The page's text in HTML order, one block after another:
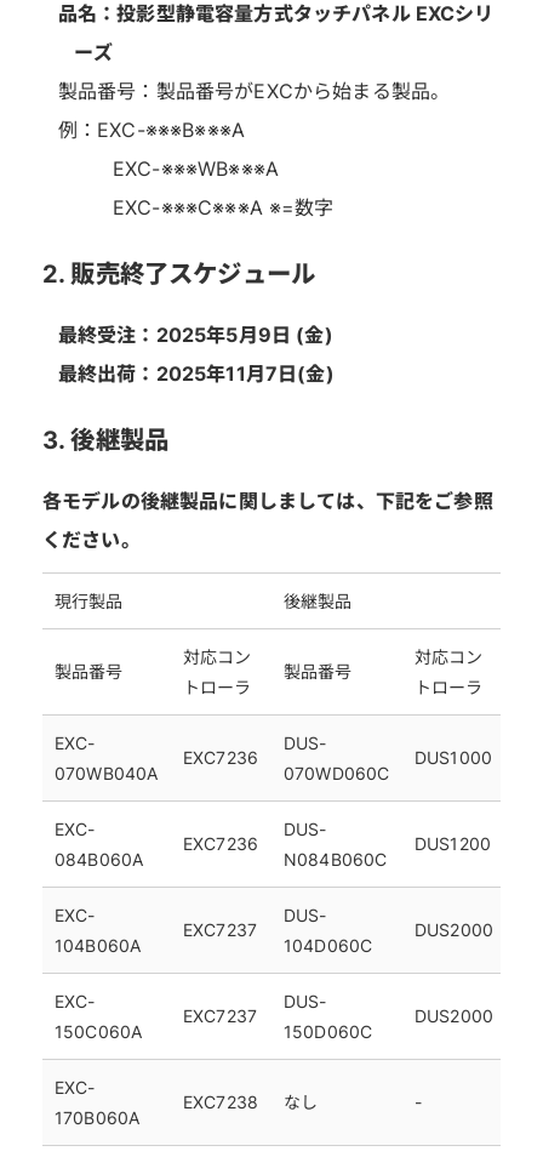
品名：投影型静電容量方式タッチパネル EXCシリ
ーズ
製品番号：製品番号がEXCから始まる製品。
例：EXC-※※※B※※※A
EXC-※※※WB※※※A
EXC-※※※C※※※A ※=数字
2. 販売終了スケジュール
最終受注：2025年5月9日 (金)
最終出荷：2025年11月7日(金)
3. 後継製品
各モデルの後継製品に関しましては、下記をご参照
ください。
現行製品 後継製品
製品番号
対応コン
トローラ
製品番号
対応コン
トローラ
EXC-
070WB040A
EXC7236
DUS-
070WD060C
DUS1000
EXC-
084B060A
EXC7236
DUS-
N084B060C
DUS1200
EXC-
104B060A
EXC7237
DUS-
104D060C
DUS2000
EXC-
150C060A
EXC7237
DUS-
150D060C
DUS2000
EXC-
170B060A
EXC7238 なし -